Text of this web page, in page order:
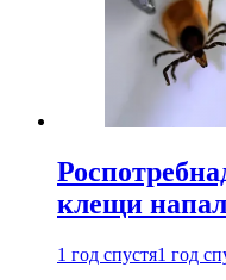
клещи
1 год спустя1 год